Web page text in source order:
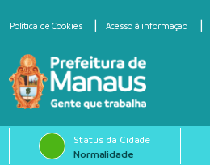
Política de Cookies Acesso à informação
Status da Cidade
Normalidade